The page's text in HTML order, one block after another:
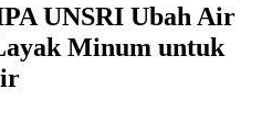
UNSRI Ubah Air
Minum untuk